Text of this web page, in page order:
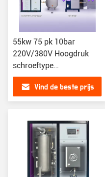
55kw 75 pk 10bar
220V/380V Hoogdruk
schroeftype
luchtcompressor voor
JAGUAR de aire
Vind de beste prijs